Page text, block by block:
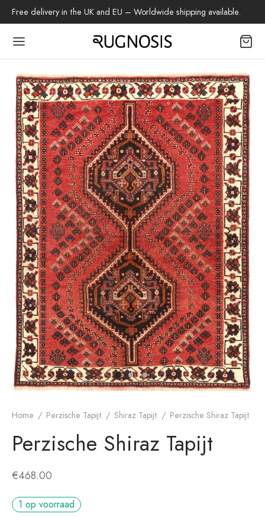
Free delivery in the UK and EU – Worldwide shipping available.
Home / Perzische Tapijt / Shiraz Tapijt / Perzische Shiraz Tapijt
Perzische Shiraz Tapijt
€468.00
1 op voorraad
Back
Tapijt
Tapijt
Tapijt
ontwerp